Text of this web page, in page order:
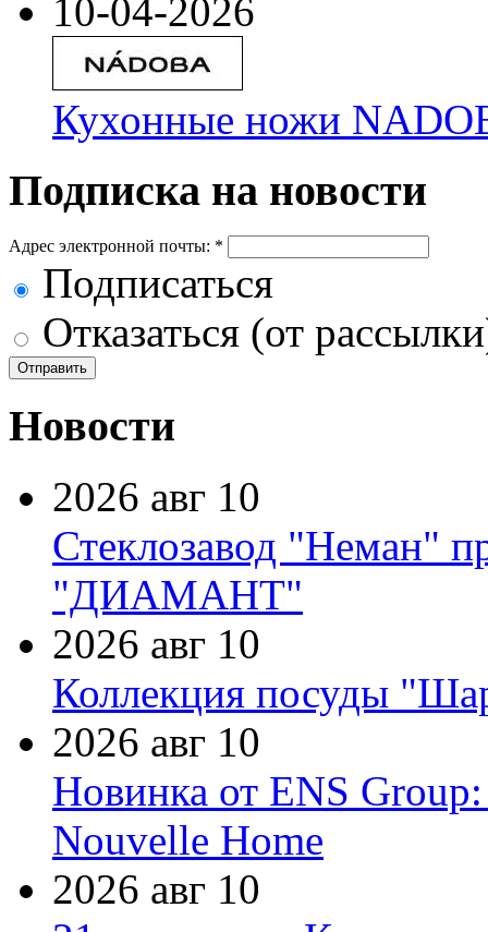
10-04-2026
Кухонные ножи
Подписка на новости
Адрес электронной почты: *
Подписаться
Отказаться (от
Новости
2026 авг 10
Стеклозавод "Неман"
"ДИАМАНТ"
2026 авг 10
Коллекция посуды
2026 авг 10
Новинка от ENS
Nouvelle Home
2026 авг 10